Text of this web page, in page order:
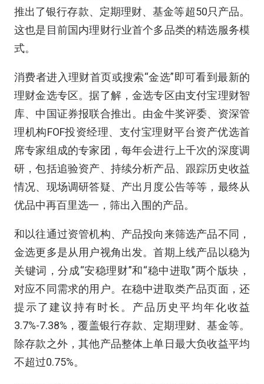
推出了银行存款、定期理财、基金等超50只产品。
这也是目前国内理财行业首个多品类的精选服务模
式。
消费者进入理财首页或搜索“金选”即可看到最新的
理财金选专区。据了解，金选专区由支付宝理财智
库、中国证券报联合推出。由金牛奖评委、资深管
理机构FOF投资经理、支付宝理财平台资产优选首
席专家组成的专家团，每年会进行上千次的深度调
研，包括追验资产、持续分析产品、跟踪历史收益
情况、现场调研答疑、产出月度公告等等，最终从
优品中再百里选一，筛出入围的产品。
和以往通过资管机构、产品投向来筛选产品不同，
金选更多是从用户视角出发。首期上线产品以稳为
关键词，分成“安稳理财”和“稳中进取”两个版块，
对应不同需求的用户。在稳中进取类产品页面，还
提示了建议持有时长。产品历史平均年化收益
3.7%-7.38%，覆盖银行存款、定期理财、基金等。
除存款之外，其他产品整体上单日最大负收益平均
不超过0.75%。